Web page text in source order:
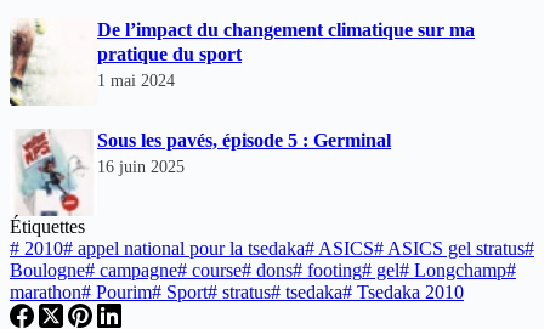
De l’impact du changement climatique sur ma
pratique du sport
1 mai 2024
Sous les pavés, épisode 5 : Germinal
16 juin 2025
Étiquettes
# 2010# appel national pour la tsedaka#ASICS#ASICS gel stratus#
Boulogne# campagne# course# dons# footing# gel# Longchamp#
marathon# Pourim# Sport# stratus# tsedaka# Tsedaka 2010